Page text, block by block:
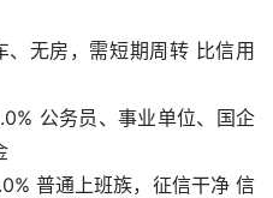
、无房，需短期周转 比信用
公务员、事业单位、国企
普通上班族，征信干净 信